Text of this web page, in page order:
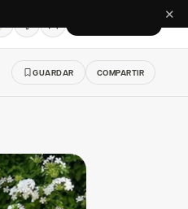
✕
GUARDAR COMPARTIR